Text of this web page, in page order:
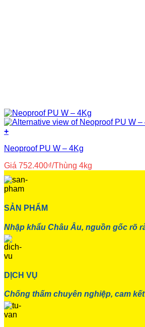
+
Neoproof PU W – 4Kg
Giá 752.400₫/Thùng 4kg
SẢN PHẨM
Nhập khẩu Châu Âu, nguồn gốc rõ
DỊCH VỤ
Chống thấm chuyên nghiệp, cam